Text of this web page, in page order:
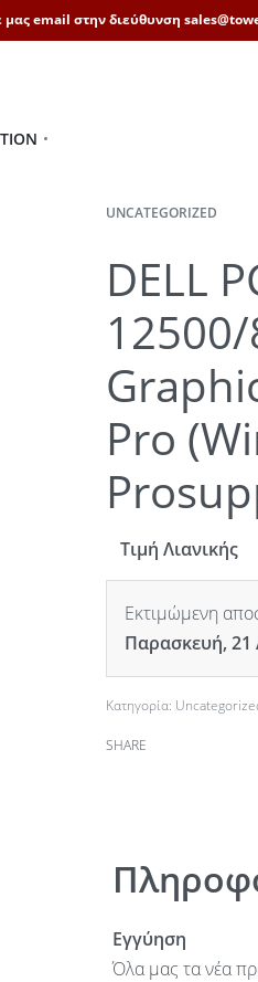
μας email στην διεύθυνση
UNCATEGORIZED
DELL
Pro
Τιμή Λιανικής
Εκτιμώμενη
Παρασκευή, 21
Κατηγορία:
SHARE
Εγγύηση
Όλα μας τα νέα